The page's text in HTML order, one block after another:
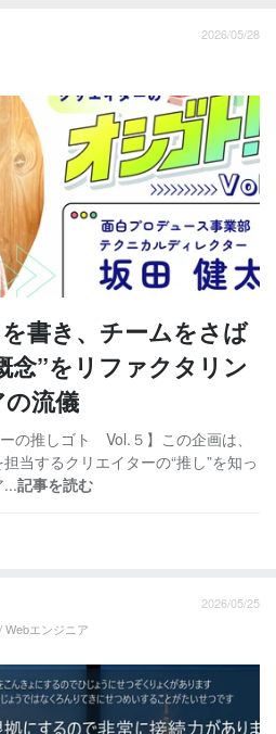
2026/05/28
書き、チームをさば
念”をリファクタリン
流儀
の推しゴト Vol.５】この企画は、
当するクリエイターの“推し”を知っ
...記事を読む
Webエンジニア
2026/05/25